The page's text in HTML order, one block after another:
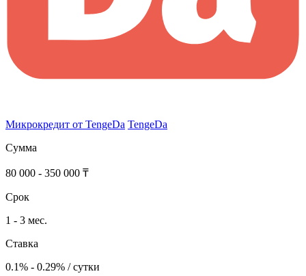
Микрокредит от TengeDa TengeDa
Сумма
80 000 - 350 000 ₸
Срок
1 - 3 мес.
Ставка
0.1% - 0.29% / сутки